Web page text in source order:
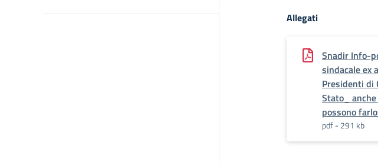
Allegati
Snadir Info-
sindacale ex
Presidenti di
Stato_
possono
pdf - 291 kb